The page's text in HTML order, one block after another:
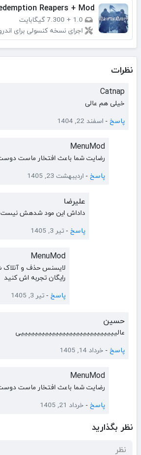
Reapers + Mod
1.0
+ 7.300 گیگابایت
اجرای نسخه کنسولی برای
نظرات
Catnap
خیلی هم عالی
پاسخ - اسفند 22, 1404
MenuMod
رضایت شما باعث افتخار ماست
پاسخ - اردیبهشت 23, 1405
علیرضا
داداش این مود شدهش نیست
پاسخ -تیر 3, 1405
MenuMod
لایسنس حذف و آنلاک
رایگان تجربه اش کنید
پاسخ -تیر 3, 1405
حسین
عالییییییییییییییییییییییییییییی
پاسخ - خرداد 14, 1405
MenuMod
رضایت شما باعث افتخار ماست
پاسخ - خرداد 21, 1405
نظر بگذارید